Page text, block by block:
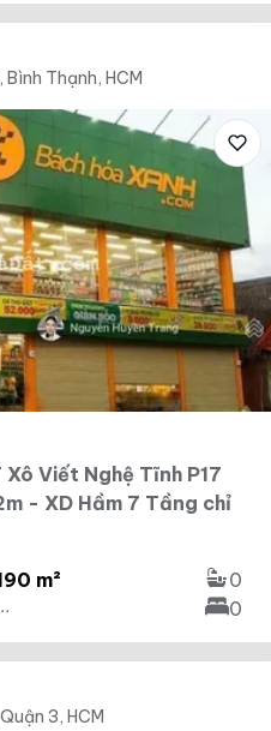
Bình Thạnh, HCM
Viết Nghệ Tĩnh P17
- XD Hầm 7 Tầng chỉ
m²
0
0
3, HCM